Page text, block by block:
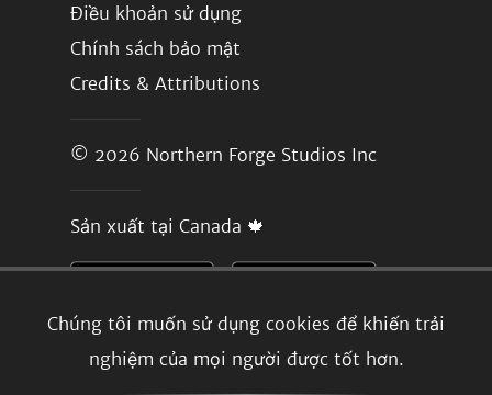
Chúng tôi muốn sử dụng cookies để khiến trải
nghiệm của mọi người được tốt hơn.
Điều khoản sử dụng
Chính sách bảo mật
Credits & Attributions
© 2026 Northern Forge Studios Inc
Sản xuất tại Canada 🍁